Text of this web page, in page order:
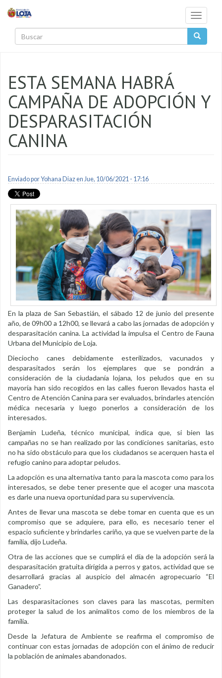
Toggle
ESTA SEMANA HABRÁ
CAMPAÑA DE ADOPCIÓN Y
DESPARASITACIÓN
CANINA
Enviado porYohana Diazen Jue, 10/06/2021 - 17:16
En la plaza de San Sebastián, el sábado 12 de junio del presente
año, de 09h00 a 12h00, se llevará a cabo las jornadas de adopción y
desparasitación canina. La actividad la impulsa el Centro de Fauna
Urbana del Municipio de Loja.
Dieciocho canes debidamente esterilizados, vacunados y
desparasitados serán los ejemplares que se pondrán a
consideración de la ciudadanía lojana, los peludos que en su
mayoría han sido recogidos en las calles fueron llevados hasta el
Centro de Atención Canina para ser evaluados, brindarles atención
médica necesaria y luego ponerlos a consideración de los
interesados.
Benjamín Ludeña, técnico municipal, indica que, si bien las
campañas no se han realizado por las condiciones sanitarias, esto
no ha sido obstáculo para que los ciudadanos se acerquen hasta el
refugio canino para adoptar peludos.
La adopción es una alternativa tanto para la mascota como para los
interesados, se debe tener presente que el acoger una mascota
es darle una nueva oportunidad para su supervivencia.
Antes de llevar una mascota se debe tomar en cuenta que es un
compromiso que se adquiere, para ello, es necesario tener el
espacio suficiente y brindarles cariño, ya que se vuelven parte de la
familia, dijo Ludeña.
Otra de las acciones que se cumplirá el día de la adopción será la
desparasitación gratuita dirigida a perros y gatos, actividad que se
desarrollará gracias al auspicio del almacén agropecuario “El
Ganadero”.
Las desparasitaciones son claves para las mascotas, permiten
proteger la salud de los animalitos como de los miembros de la
familia.
Desde la Jefatura de Ambiente se reafirma el compromiso de
continuar con estas jornadas de adopción con el ánimo de reducir
la población de animales abandonados.